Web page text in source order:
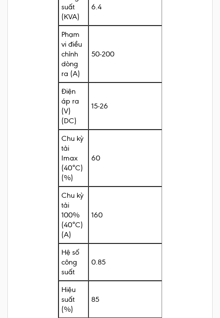
suất
(KVA)
6.4
Phạm
vi điều
chỉnh
dòng
ra (A)
50-200
Điện
áp ra
(V)
(DC)
15-26
Chu kỳ
tải
Imax
(40°C)
(%)
60
Chu kỳ
tải
100%
(40°C)
(A)
160
Hệ số
công
suất
0.85
Hiệu
suất
(%)
85